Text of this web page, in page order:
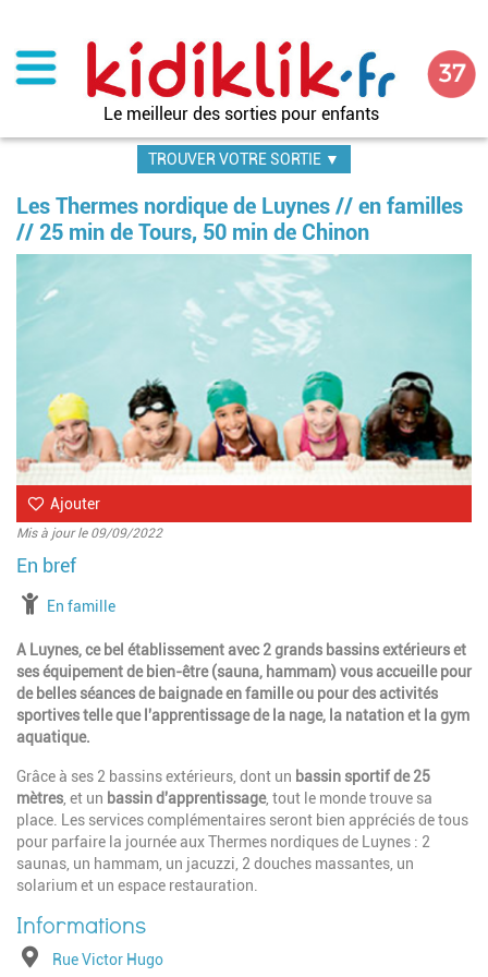
contenu
principal
Le meilleur des sorties pour enfants
TROUVER VOTRE SORTIE ▼
Les Thermes nordique de Luynes // en familles
// 25 min de Tours, 50 min de Chinon
Ajouter
Mis à jour le 09/09/2022
à partir de
En famille
A Luynes, ce bel établissement avec 2 grands bassins extérieurs et
ses équipement de bien-être (sauna, hammam) vous accueille pour
de belles séances de baignade en famille ou pour des activités
sportives telle que l'apprentissage de la nage, la natation et la gym
aquatique.
Grâce à ses 2 bassins extérieurs, dont un bassin sportif de 25
mètres , et un bassin d'apprentissage, tout le monde trouve sa
place. Les services complémentaires seront bien appréciés de tous
pour parfaire la journée aux Thermes nordiques de Luynes : 2
saunas, un hammam, un jacuzzi, 2 douches massantes, un
solarium et un espace restauration.
AdresseRue Victor Hugo